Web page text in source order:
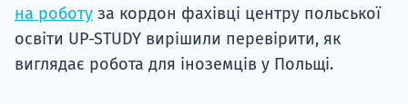
на роботу за кордон фахівці центру польської
освіти UP-STUDY вирішили перевірити, як
виглядає робота для іноземців у Польщі.